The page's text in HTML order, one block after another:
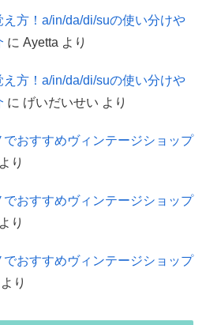
方！a/in/da/di/suの使い分けや
に Ayetta より
方！a/in/da/di/suの使い分けや
に げいだいせい より
おすすめヴィンテージショップ
より
おすすめヴィンテージショップ
より
おすすめヴィンテージショップ
より